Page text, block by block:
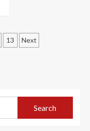
13 Next
Search